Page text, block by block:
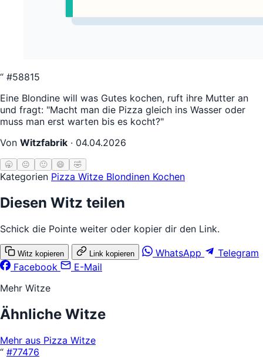
“ #58815
Eine Blondine will was Gutes kochen, ruft ihre Mutter an
und fragt: "Macht man die Pizza gleich ins Wasser oder
muss man erst warten bis es kocht?"
Von Witzfabrik · 04.04.2026
🥱 😐 🙂 😄 🤣
Kategorien Pizza Witze Blondinen Kochen
Diesen Witz teilen
Schick die Pointe weiter oder kopier dir den Link.
Witz kopieren Link kopieren WhatsApp
Telegram
Facebook
E-Mail
Mehr Witze
Ähnliche Witze
Mehr aus Pizza Witze
“ #77476